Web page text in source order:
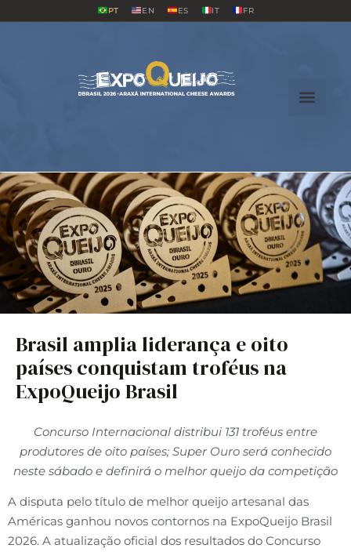
PT EN ES IT FR
Brasil amplia liderança e oito
países conquistam troféus na
ExpoQueijo Brasil
Concurso Internacional distribui 131 troféus entre
produtores de oito países; Super Ouro será conhecido
neste sábado e definirá o melhor queijo da competição
A disputa pelo título de melhor queijo artesanal das
Américas ganhou novos contornos na ExpoQueijo Brasil
2026. A atualização oficial dos resultados do Concurso